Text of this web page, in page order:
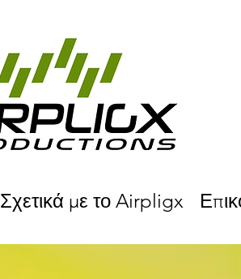
Σχετικά με το Airpligx